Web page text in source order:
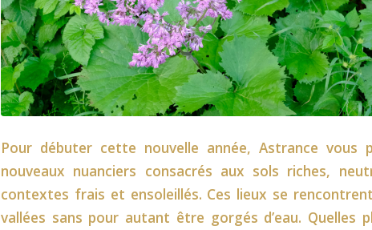
Pour débuter cette nouvelle année, Astrance vous
nouveaux nuanciers consacrés aux sols riches,
contextes frais et ensoleillés. Ces lieux se
vallées sans pour autant être gorgés d’eau. Quelles